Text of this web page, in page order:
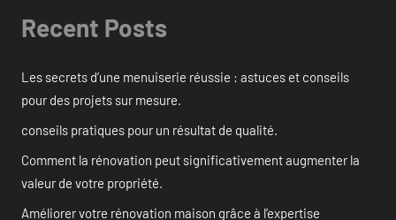
Recent Posts
Les secrets d’une menuiserie réussie : astuces et conseils
pour des projets sur mesure.
conseils pratiques pour un résultat de qualité.
Comment la rénovation peut significativement augmenter la
valeur de votre propriété.
Améliorer votre rénovation maison grâce à l’expertise